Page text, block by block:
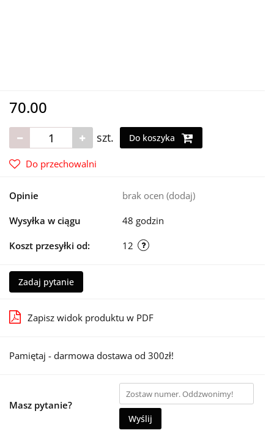
70.00
szt. Do koszyka
Do przechowalni
Opinie brak ocen (dodaj)
Wysyłka w ciągu 48 godzin
Koszt przesyłki od: 12
Zadaj pytanie
Zapisz widok produktu w PDF
Pamiętaj - darmowa dostawa od 300zł!
Masz pytanie?
Wyślij